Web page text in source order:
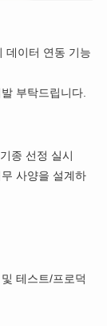
데이터 연동 기능
부탁드립니다.
종 선정 실시
사양을 설계하
테스트/프로덕